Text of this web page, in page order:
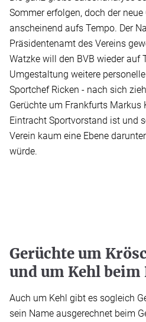
Sommer erfolgen, doch der
anscheinend aufs Tempo. Der
Präsidentenamt des Vereins
Watzke will den BVB wieder auf
Umgestaltung weitere
Sportchef Ricken - nach sich
Gerüchte um Frankfurts Markus
Eintracht Sportvorstand ist und
Verein kaum eine Ebene
würde.
Gerüchte um
und um Kehl beim
Auch um Kehl gibt es sogleich
sein Name ausgerechnet beim